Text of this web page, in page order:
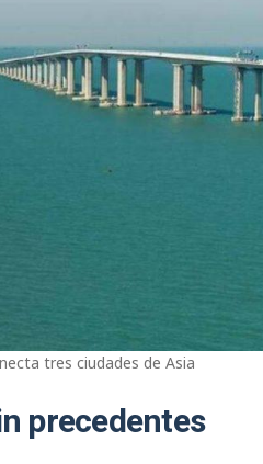
tres ciudades de Asia
precedentes